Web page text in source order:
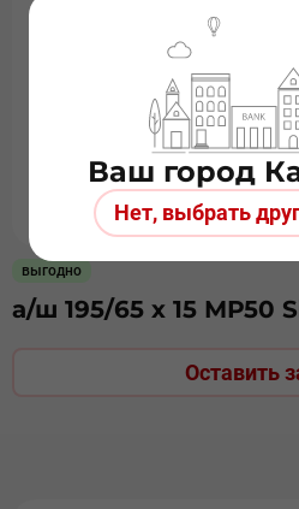
выгодно
а/ш 195/65 х 15 МР50
Оставить
Ваш город
Нет, выбрать